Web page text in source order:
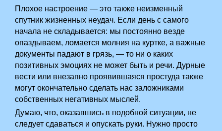
Плохое настроение — это также неизменный
спутник жизненных неудач. Если день с самого
начала не складывается: мы постоянно везде
опаздываем, ломается молния на куртке, а важные
документы падают в грязь, — то ни о каких
позитивных эмоциях не может быть и речи. Дурные
вести или внезапно проявившаяся простуда также
могут окончательно сделать нас заложниками
собственных негативных мыслей.
Думаю, что, оказавшись в подобной ситуации, не
следует сдаваться и опускать руки. Нужно просто